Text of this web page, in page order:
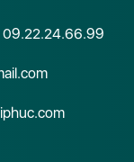
09.22.24.66.99